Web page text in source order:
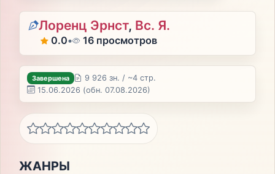
Лоренц Эрнст, Вс. Я.
0.0• 16 просмотров
Завершена
9 926 зн. / ~4 стр.
15.06.2026 (обн. 07.08.2026)
ЖАНРЫ